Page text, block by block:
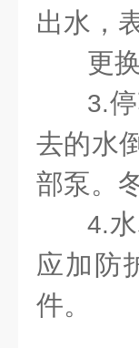
出水，
更
3.
去的水
部泵。
4.
应加防
件。